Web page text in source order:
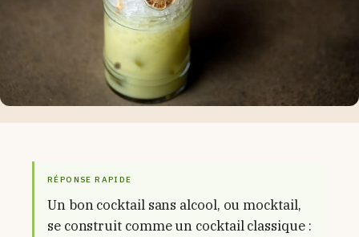
RÉPONSE RAPIDE
Un bon cocktail sans alcool, ou mocktail,
se construit comme un cocktail classique :